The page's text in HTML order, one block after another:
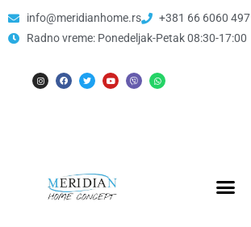
info@meridianhome.rs
+381 66 6060 497
Radno vreme: Ponedeljak-Petak 08:30-17:00